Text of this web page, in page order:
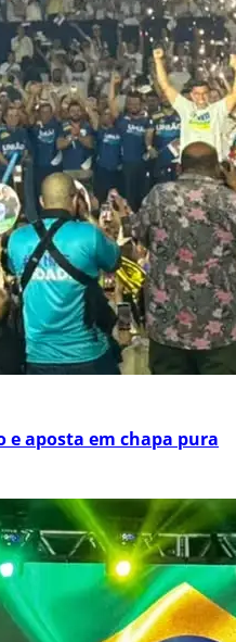
e aposta em chapa pura